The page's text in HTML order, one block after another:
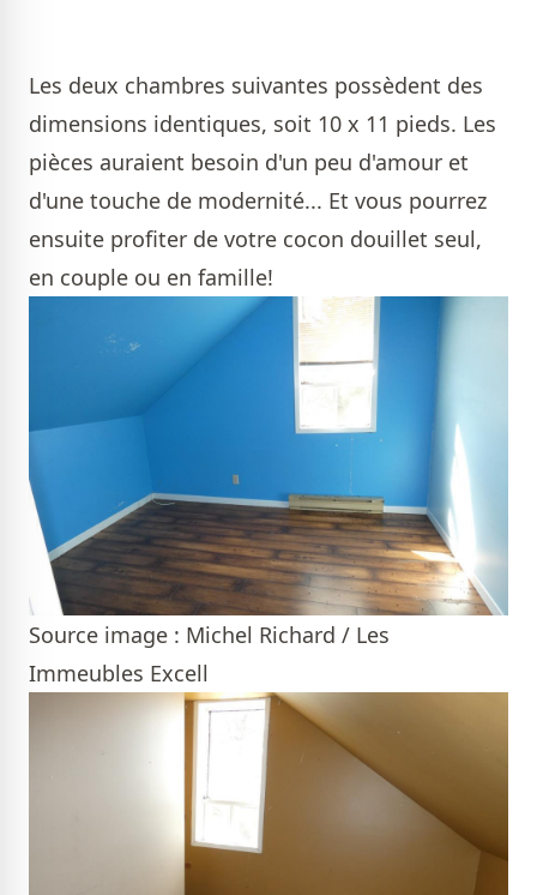
Les deux chambres suivantes possèdent des
dimensions identiques, soit 10 x 11 pieds. Les
pièces auraient besoin d'un peu d'amour et
d'une touche de modernité... Et vous pourrez
ensuite profiter de votre cocon douillet seul,
en couple ou en famille!
Source image : Michel Richard / Les
Immeubles Excell